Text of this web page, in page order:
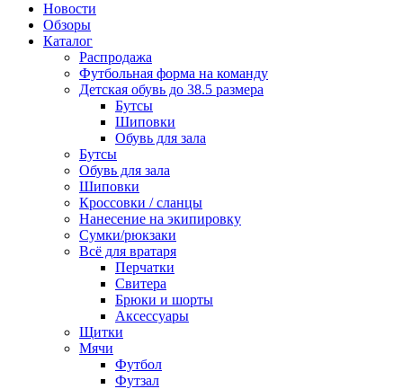
Новости
Обзоры
Каталог
Распродажа
Футбольная форма на команду
Детская обувь до 38.5 размера
Бутсы
Шиповки
Обувь для зала
Бутсы
Обувь для зала
Шиповки
Кроссовки / сланцы
Нанесение на экипировку
Сумки/рюкзаки
Всё для вратаря
Перчатки
Cвитера
Брюки и шорты
Аксессуары
Щитки
Мячи
Футбол
Футзал